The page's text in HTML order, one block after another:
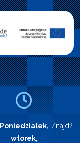
Poniedziałek,
wtorek,
Znajdź